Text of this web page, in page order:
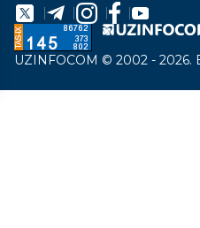
UZINFOCOM © 2002 -